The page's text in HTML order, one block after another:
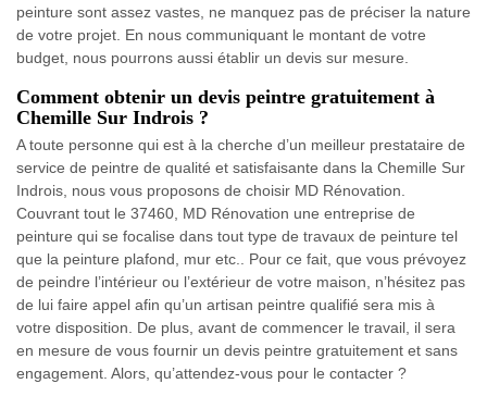
peinture sont assez vastes, ne manquez pas de préciser la nature
de votre projet. En nous communiquant le montant de votre
budget, nous pourrons aussi établir un devis sur mesure.
Comment obtenir un devis peintre gratuitement à
Chemille Sur Indrois ?
A toute personne qui est à la cherche d’un meilleur prestataire de
service de peintre de qualité et satisfaisante dans la Chemille Sur
Indrois, nous vous proposons de choisir MD Rénovation.
Couvrant tout le 37460, MD Rénovation une entreprise de
peinture qui se focalise dans tout type de travaux de peinture tel
que la peinture plafond, mur etc.. Pour ce fait, que vous prévoyez
de peindre l’intérieur ou l’extérieur de votre maison, n’hésitez pas
de lui faire appel afin qu’un artisan peintre qualifié sera mis à
votre disposition. De plus, avant de commencer le travail, il sera
en mesure de vous fournir un devis peintre gratuitement et sans
engagement. Alors, qu’attendez-vous pour le contacter ?